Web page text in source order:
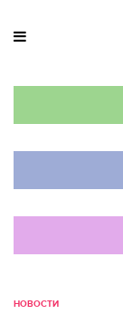
НОВОСТИ